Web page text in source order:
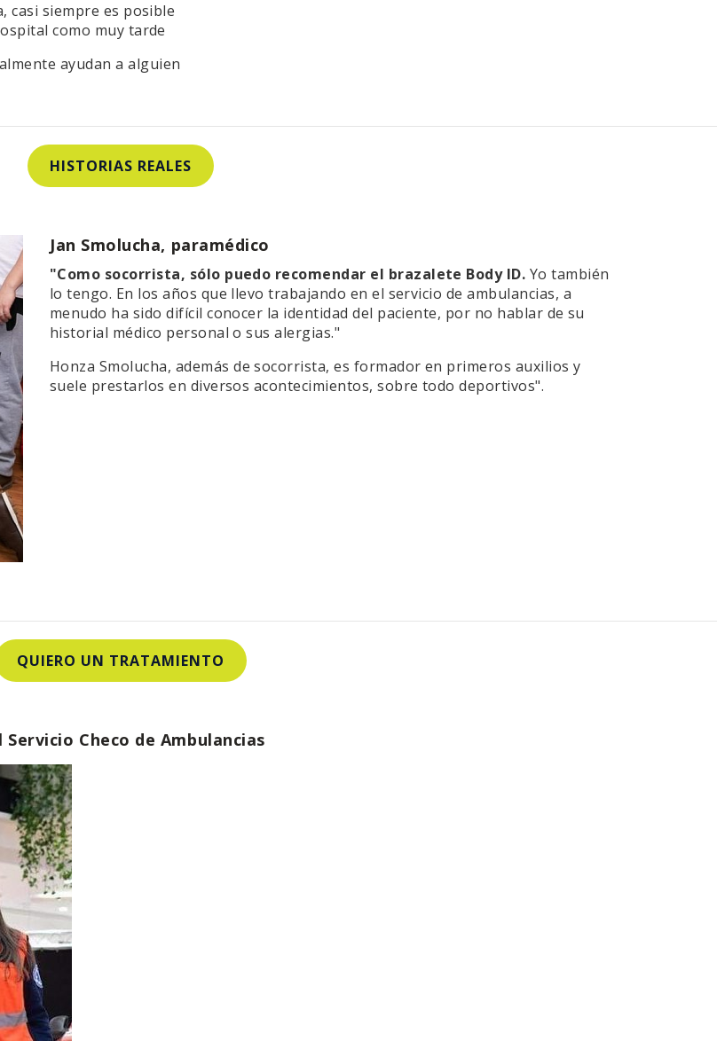
casi siempre es posible
como muy tarde
ayudan a alguien
HISTORIAS REALES
Jan Smolucha, paramédico
"Como socorrista, sólo puedo recomendar el brazalete Body ID. Yo también
lo tengo. En los años que llevo trabajando en el servicio de ambulancias, a
menudo ha sido difícil conocer la identidad del paciente, por no hablar de su
historial médico personal o sus alergias."
Honza Smolucha, además de socorrista, es formador en primeros auxilios y
suele prestarlos en diversos acontecimientos, sobre todo deportivos".
QUIERO UN TRATAMIENTO
Checo de Ambulancias